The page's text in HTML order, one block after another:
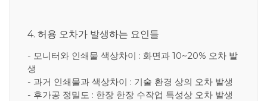
4. 허용 오차가 발생하는 요인들
- 모니터와 인쇄물 색상차이 : 화면과 10~20% 오차 발
생
- 과거 인쇄물과 색상차이 : 기술 환경 상의 오차 발생
- 후가공 정밀도 : 한장 한장 수작업 특성상 오차 발생